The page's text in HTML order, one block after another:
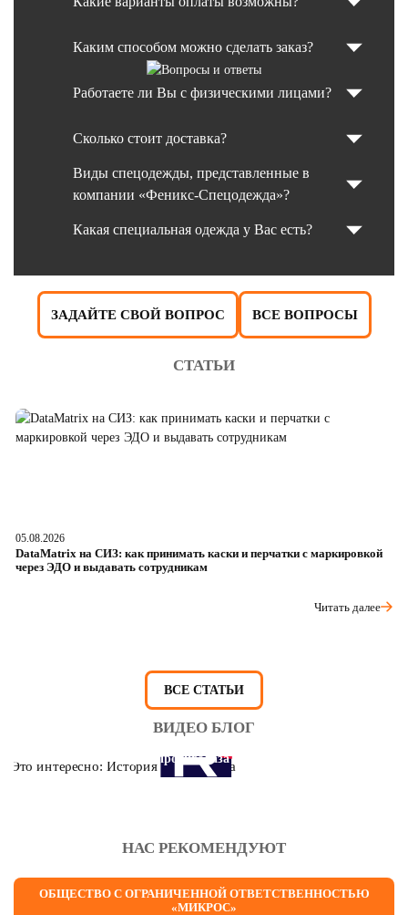
Каким способом можно сделать заказ?
Работаете ли Вы с физическими лицами?
Сколько стоит доставка?
Виды спецодежды, представленные в
компании «Феникс-Спецодежда»?
Какая специальная одежда у Вас есть?
ЗАДАЙТЕ СВОЙ ВОПРОС ВСЕ ВОПРОСЫ
СТАТЬИ
05.08.2026
DataMatrix на СИЗ: как принимать каски и перчатки с маркировкой
через ЭДО и выдавать сотрудникам
Читать далее
ВСЕ СТАТЬИ
ВИДЕО БЛОГ
Это интересно: История противогаза
НАС РЕКОМЕНДУЮТ
ОБЩЕСТВО С ОГРАНИЧЕННОЙ ОТВЕТСТВЕННОСТЬЮ
«МИКРОС»